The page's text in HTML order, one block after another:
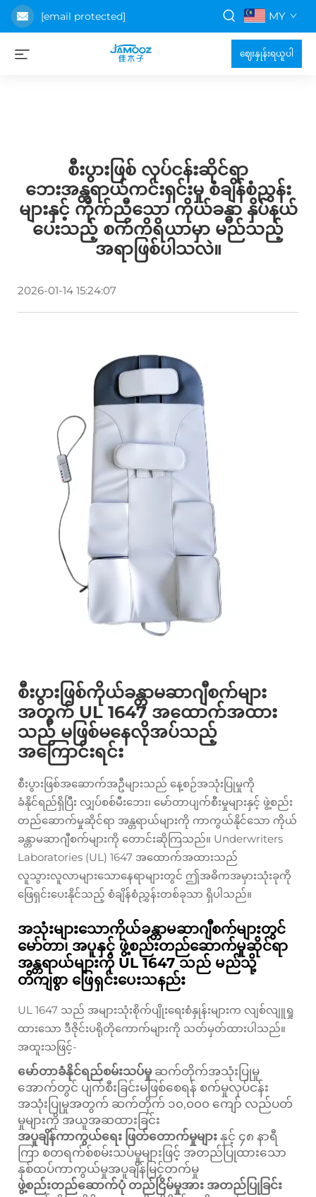
[email protected] MY
ဈေးနှုန်းရယူပါ
စီးပွားဖြစ် လုပ်ငန်းဆိုင်ရာ
ဘေးအန္တရာယ်ကင်းရှင်းမှု စံချိန်စံညွှန်း
များနှင့် ကိုက်ညီသော ကိုယ်ခန္ဓာ နှိပ်နယ်
ပေးသည့် စက်ကိရိယာမှာ မည်သည့်
အရာဖြစ်ပါသလဲ။
2026-01-14 15:24:07
စီးပွားဖြစ်ကိုယ်ခန္တာမဆာဂျီစက်များ
အတွက် UL 1647 အထောက်အထား
သည် မဖြစ်မနေလိုအပ်သည့်
အကြောင်းရင်း
စီးပွားဖြစ်အဆောက်အဦများသည် နေ့စဉ်အသုံးပြုမှုကို
ခံနိုင်ရည်ရှိပြီး လျှပ်စစ်မီးဘေး၊ မော်တာပျက်စီးမှုများနှင့် ဖွဲ့စည်း
တည်ဆောက်မှုဆိုင်ရာ အန္တရာယ်များကို ကာကွယ်နိုင်သော ကိုယ်
ခန္တာမဆာဂျီစက်များကို တောင်းဆိုကြသည်။ Underwriters
Laboratories (UL) 1647 အထောက်အထားသည်
လူသွားလူလာများသောနေရာများတွင် ဤအဓိကအမှားသုံးခုကို
ဖြေရှင်းပေးနိုင်သည့် စံချိန်စံညွှန်းတစ်ခုသာ ရှိပါသည်။
အသုံးများသောကိုယ်ခန္တာမဆာဂျီစက်များတွင်
မော်တာ၊ အပူနှင့် ဖွဲ့စည်းတည်ဆောက်မှုဆိုင်ရာ
အန္တရာယ်များကို UL 1647 သည် မည်သို့
တိကျစွာ ဖြေရှင်းပေးသနည်း
UL 1647 သည် အများသုံးစိုက်ပျိုးရေးစံနှုန်းများက လျစ်လျူရှု
ထားသော ဒီဇိုင်းပရိုတိုကောက်များကို သတ်မှတ်ထားပါသည်။
အထူးသဖြင့်-
မော်တာခံနိုင်ရည်စမ်းသပ်မှု ဆက်တိုက်အသုံးပြုမှု
အောက်တွင် ပျက်စီးခြင်းမဖြစ်စေရန် စက်မှုလုပ်ငန်း
အသုံးပြုမှုအတွက် ဆက်တိုက် ၁၀,၀၀၀ ကျော် လည်ပတ်
မှုများကို အယူအဆထားခြင်း
အပူချိန်ကာကွယ်ရေး ဖြတ်တောက်မှုများ နှင့် ၄၈ နာရီ
ကြာ စတရက်စ်စမ်းသပ်မှုများဖြင့် အတည်ပြုထားသော
နှစ်ထပ်ကာကွယ်မှုအပူချိန်မြင့်တက်မှု
ဖွဲ့စည်းတည်ဆောက်ပုံ တည်ငြိမ်မှုအား အတည်ပြုခြင်း